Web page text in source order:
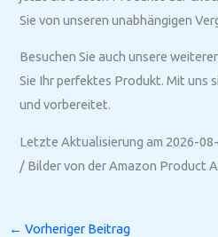
Sie von unseren unabhängigen
Besuchen Sie auch unsere
Sie Ihr perfektes Produkt. Mit uns
und vorbereitet.
Letzte Aktualisierung am 2026-
/ Bilder von der Amazon Product
← Vorheriger Beitrag